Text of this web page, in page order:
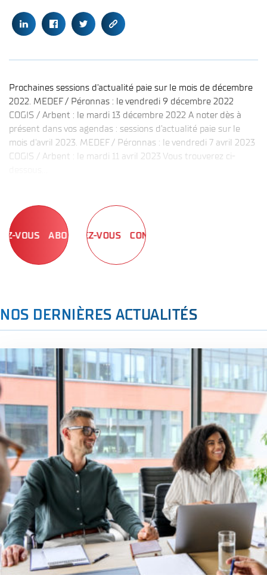
Prochaines sessions d'actualité paie sur le mois de décembre
2022. MEDEF / Péronnas : le vendredi 9 décembre 2022
COGIS / Arbent : le mardi 13 décembre 2022 A noter dès à
présent dans vos agendas : sessions d’actualité paie sur le
mois d'avril 2023. MEDEF / Péronnas : le vendredi 7 avril 2023
COGIS / Arbent : le mardi 11 avril 2023 Vous trouverez ci-
CONNECTEZ-VOUS
NOS DERNIÈRES ACTUALITÉS